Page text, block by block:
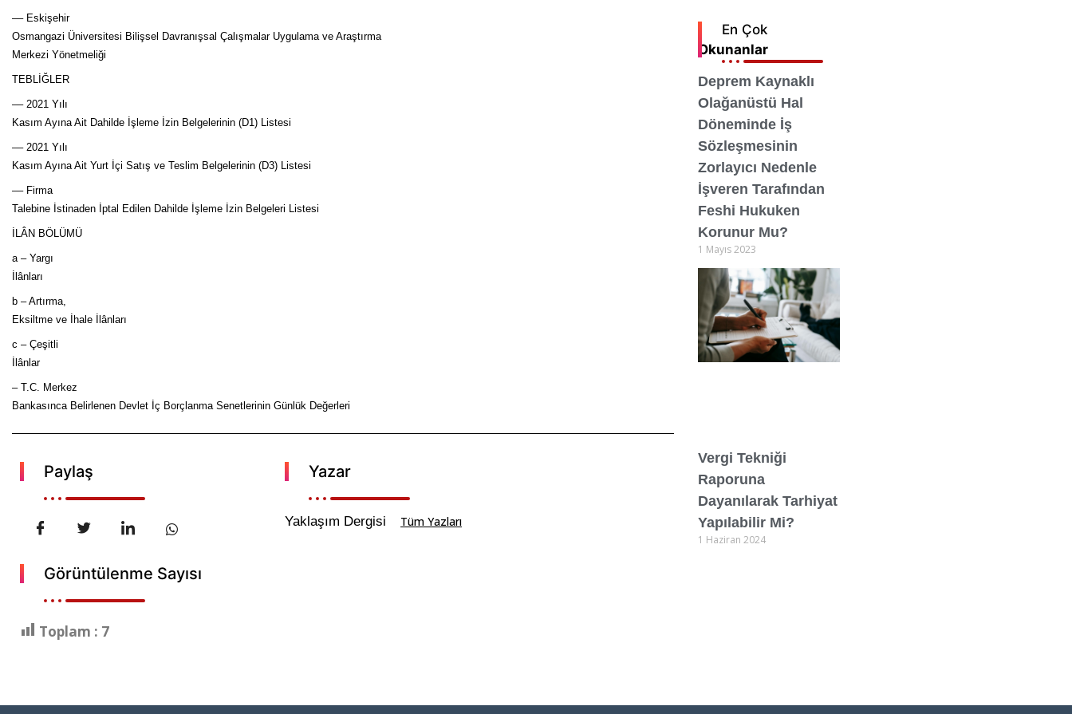
–– Eskişehir
Osmangazi Üniversitesi Bilişsel Davranışsal Çalışmalar Uygulama ve Araştırma
Merkezi Yönetmeliği
TEBLİĞLER
–– 2021 Yılı
Kasım Ayına Ait Dahilde İşleme İzin Belgelerinin (D1) Listesi
–– 2021 Yılı
Kasım Ayına Ait Yurt İçi Satış ve Teslim Belgelerinin (D3) Listesi
–– Firma
Talebine İstinaden İptal Edilen Dahilde İşleme İzin Belgeleri Listesi
İLÂN BÖLÜMÜ
a – Yargı
İlânları
b – Artırma,
Eksiltme ve İhale İlânları
c – Çeşitli
İlânlar
– T.C. Merkez
Bankasınca Belirlenen Devlet İç Borçlanma Senetlerinin Günlük Değerleri
Paylaş Yazar
Yaklaşım Dergisi Tüm Yazları
Görüntülenme Sayısı
Toplam : 7
En Çok
Okunanlar
Deprem Kaynaklı
Olağanüstü Hal
Döneminde İş
Sözleşmesinin
Zorlayıcı Nedenle
İşveren Tarafından
Feshi Hukuken
Korunur Mu?
1 Mayıs 2023
Vergi Tekniği
Raporuna
Dayanılarak Tarhiyat
Yapılabilir Mi?
1 Haziran 2024